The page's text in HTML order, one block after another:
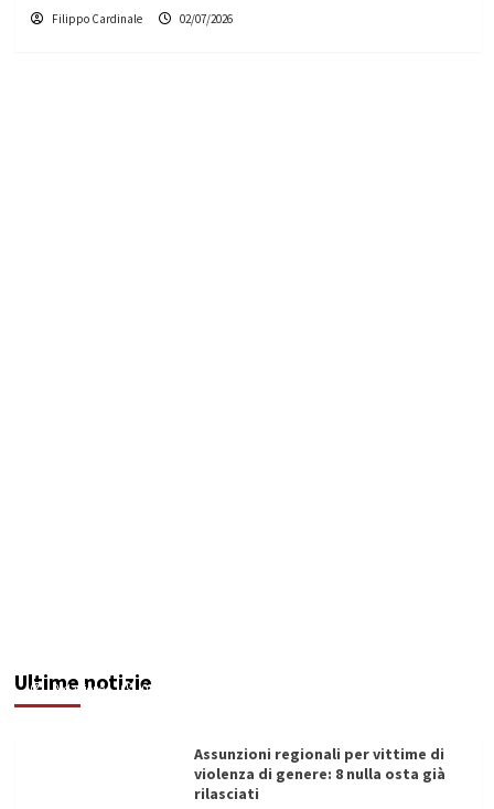
Filippo Cardinale 02/07/2026
Ultime notizie
Redazione 07/08/2026
Assunzioni regionali per vittime di
violenza di genere: 8 nulla osta già
rilasciati